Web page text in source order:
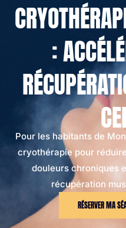
:
Pour les habitants de
cryothérapie pour
douleurs chroniques
récupération
RÉSERVER MA